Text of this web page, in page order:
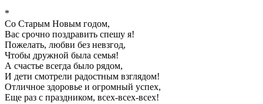
*
Со Старым Новым годом,
Вас срочно поздравить спешу я!
Пожелать, любви без невзгод,
Чтобы дружной была семья!
А счастье всегда было рядом,
И дети смотрели радостным взглядом!
Отличное здоровье и огромный успех,
Еще раз с праздником, всех-всех-всех!